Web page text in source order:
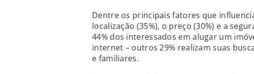
Dentre os principais fatores que
localização (35%), o preço (30%) e a
44% dos interessados em alugar um
internet – outros 29% realizam suas
e familiares.